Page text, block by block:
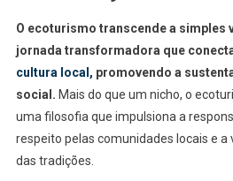
O ecoturismo transcende a simples
jornada transformadora que
cultura local, promovendo a
social. Mais do que um nicho, o
uma filosofia que impulsiona a
respeito pelas comunidades locais e a
das tradições.